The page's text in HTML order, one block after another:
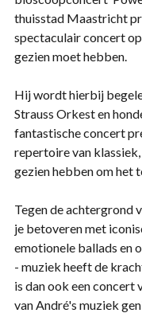
thuisstad Maastricht
spectaculair concert
gezien moet hebben.
Hij wordt hierbij
Strauss Orkest en
fantastische concert
repertoire van
gezien hebben om het
Tegen de achtergrond
je betoveren met
emotionele ballads en
- muziek heeft de
is dan ook een concert
van André's muziek